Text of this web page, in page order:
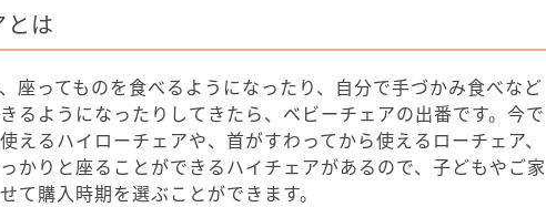
は
座ってものを食べるようになったり、自分で手づかみ食べなど
るようになったりしてきたら、ベビーチェアの出番です。今で
えるハイローチェアや、首がすわってから使えるローチェア、
かりと座ることができるハイチェアがあるので、子どもやご家
て購入時期を選ぶことができます。